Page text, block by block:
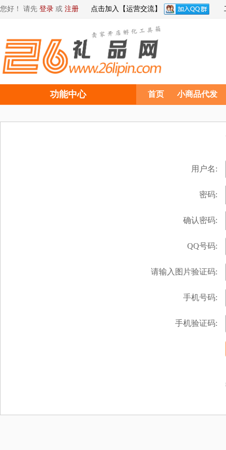
您好！ 请先 登录 或 注册 点击加入【运营交流】
功能中心 首页 小商品代发
用户名:
密码:
确认密码:
QQ号码:
请输入图片验证码:
手机号码:
手机验证码: